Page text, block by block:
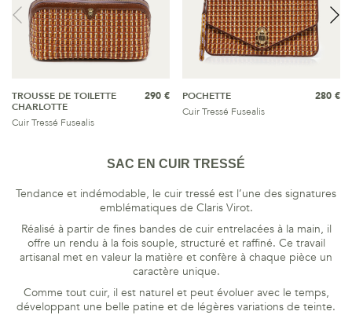
TROUSSE DE TOILETTE
CHARLOTTE
Cuir Tressé Fusealis
290 €
POCHETTE
Cuir Tressé Fusealis
280 €
SAC EN CUIR TRESSÉ
Tendance et indémodable, le cuir tressé est l’une des signatures
emblématiques de Claris Virot.
Réalisé à partir de fines bandes de cuir entrelacées à la main, il
offre un rendu à la fois souple, structuré et raffiné. Ce travail
artisanal met en valeur la matière et confère à chaque pièce un
caractère unique.
Comme tout cuir, il est naturel et peut évoluer avec le temps,
développant une belle patine et de légères variations de teinte.